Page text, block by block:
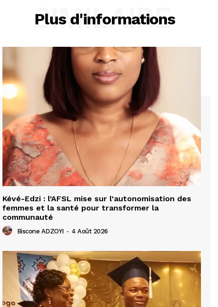
Plus d'informations
SIMILAIRE
Kévé-Edzi : l’AFSL mise sur l’autonomisation des
femmes et la santé pour transformer la
communauté
Biscone ADZOYI - 4 Août 2026